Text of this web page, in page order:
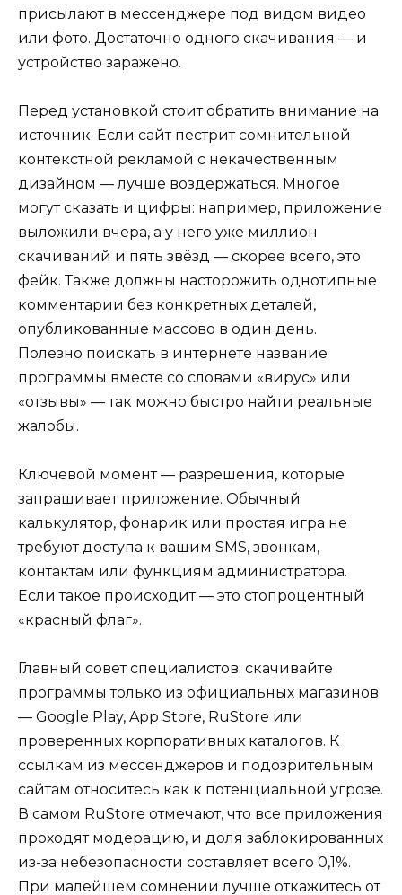
присылают в мессенджере под видом видео
или фото. Достаточно одного скачивания — и
устройство заражено.
Перед установкой стоит обратить внимание на
источник. Если сайт пестрит сомнительной
контекстной рекламой с некачественным
дизайном — лучше воздержаться. Многое
могут сказать и цифры: например, приложение
выложили вчера, а у него уже миллион
скачиваний и пять звёзд — скорее всего, это
фейк. Также должны насторожить однотипные
комментарии без конкретных деталей,
опубликованные массово в один день.
Полезно поискать в интернете название
программы вместе со словами «вирус» или
«отзывы» — так можно быстро найти реальные
жалобы.
Ключевой момент — разрешения, которые
запрашивает приложение. Обычный
калькулятор, фонарик или простая игра не
требуют доступа к вашим SMS, звонкам,
контактам или функциям администратора.
Если такое происходит — это стопроцентный
«красный флаг».
Главный совет специалистов: скачивайте
программы только из официальных магазинов
— Google Play, App Store, RuStore или
проверенных корпоративных каталогов. К
ссылкам из мессенджеров и подозрительным
сайтам относитесь как к потенциальной угрозе.
В самом RuStore отмечают, что все приложения
проходят модерацию, и доля заблокированных
из-за небезопасности составляет всего 0,1%.
При малейшем сомнении лучше откажитесь от